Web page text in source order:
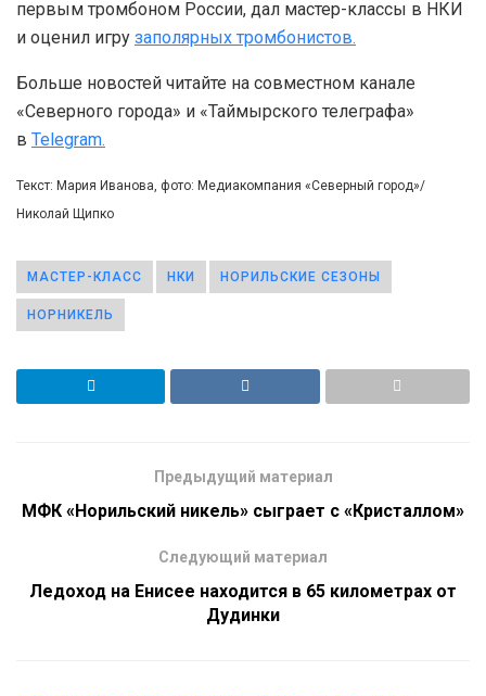
первым тромбоном России, дал мастер-классы в НКИ
и оценил игру заполярных тромбонистов.
Больше новостей читайте на совместном канале
«Северного города» и «Таймырского телеграфа»
в Telegram.
Текст: Мария Иванова, фото: Медиакомпания «Северный город»/
Николай Щипко
МАСТЕР-КЛАСС НКИ НОРИЛЬСКИЕ СЕЗОНЫ
НОРНИКЕЛЬ
Предыдущий материал
МФК «Норильский никель» сыграет с «Кристаллом»
Следующий материал
Ледоход на Енисее находится в 65 километрах от
Дудинки